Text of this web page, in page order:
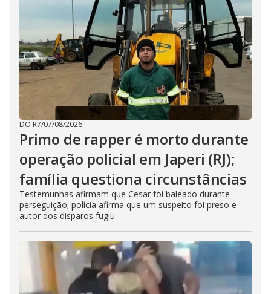
DO R7/07/08/2026
Primo de rapper é morto durante
operação policial em Japeri (RJ);
família questiona circunstâncias
Testemunhas afirmam que Cesar foi baleado durante
perseguição; polícia afirma que um suspeito foi preso e
autor dos disparos fugiu